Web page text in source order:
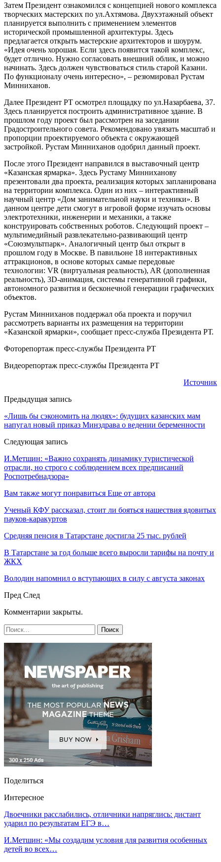
Затем Президент ознакомился с концепцией нового комплекса
творческих мастерских по ул.Ахтямова. Двухэтажный объект
планируется выполнить с применением элементов
исторической промышленной архитектуры. Здесь
предлагается открыть мастерские архитекторов и шоурум.
«Идея очень хорошая. Если здесь появится такой комплекс,
будет отлично. Нужно согласовать внешний облик, и можно
начинать. Здесь должен чувствоваться стиль старой Казани.
По функционалу очень интересно», – резюмировал Рустам
Минниханов.
Далее Президент РТ осмотрел площадку по ул.Назарбаева, 37.
Здесь планируется построить административное здание. В
прошлом году проект был рассмотрен на заседании
Градостроительного совета. Рекомендовано увязать масштаб и
пропорции проектируемого объекта с окружающей
застройкой. Рустам Минниханов одобрил данный проект.
После этого Президент направился в выставочный центр
«Казанская ярмарка». Здесь Рустаму Минниханову
презентовали два проекта, реализация которых запланирована
на территории комплекса. Один из них – интерактивный
научный центр «Дом занимательной науки и техники». В
данном центре дети смогут в игровой форме изучать основы
электротехники, инженерии и механики, а также
конструировать собственных роботов. Следующий проект –
мультимедийный развлекательно-развивающий центр
«Союзмультпарк». Аналогичный центр был открыт в
прошлом году в Москве. В павильоне 18 интерактивных
аттракционов, в основе которых самые передовые
технологии: VR (виртуальная реальность), AR (дополненная
реальность), 3D-анимация, системы генеративной графики,
автономного развития и бесконечной генерации графических
объектов.
Рустам Минниханов поддержал оба проекта и поручил
рассмотреть варианты их размещения на территории
«Казанской ярмарки», сообщает пресс-служба Президента РТ.
Фоторепортаж пресс-службы Президента РТ
Видеорепортаж пресс-службы Президента РТ
Источник
Предыдущая запись
«Лишь бы сэкономить на людях»: будущих казанских мам
напугал новый приказ Минздрава о ведении беременности
Следующая запись
И.Метшин: «Важно сохранять динамику туристической
отрасли, но строго с соблюдением всех предписаний
Роспотребнадзора»
Вам также могут понравиться Еще от автора
Ученый КФУ рассказал, стоит ли бояться нашествия ядовитых
пауков-каракуртов
Средняя пенсия в Татарстане достигла 25 тыс. рублей
В Татарстане за год больше всего выросли тарифы на почту и
ЖКХ
Володин напомнил о вступающих в силу с августа законах
Пред След
Комментарии закрыты.
Поделиться
Интересное
Двоечники расслабились, отличники напряглись: дистант
ударил по результатам ЕГЭ в…
И.Метшин: «Мы создадим условия для развития особенных
детей во всех…